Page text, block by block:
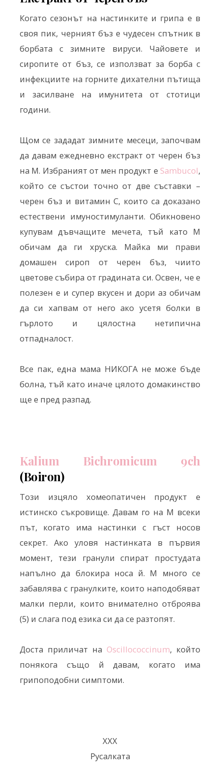
Когато сезонът на настинките и грипа е в
своя пик, черният бъз е чудесен спътник в
борбата с зимните вируси. Чайовете и
сиропите от бъз, се използват за борба с
инфекциите на горните дихателни пътища
и засилване на имунитета от стотици
години.
Щом се зададат зимните месеци, започвам
да давам ежедневно екстракт от черен бъз
на М. Избраният от мен продукт е Sambucol,
който се състои точно от две съставки –
черен бъз и витамин С, които са доказано
естествени имуностимуланти. Обикновено
купувам дъвчащите мечета, тъй като M
обичам да ги хруска. Майка ми прави
домашен сироп от черен бъз, чиито
цветове събира от градината си. Освен, че е
полезен е и супер вкусен и дори аз обичам
да си хапвам от него ако усетя болки в
гърлото и цялостна нетипична
отпадналост.
Все пак, една мама НИКОГА не може бъде
болна, тъй като иначе цялото домакинство
ще е пред разпад.
Kalium Bichromicum 9ch
(Boiron)
Този изцяло хомеопатичен продукт е
истинско съкровище. Давам го на М всеки
път, когато има настинки с гъст носов
секрет. Ако уловя настинката в първия
момент, тези гранули спират простудата
напълно да блокира носа й. М много се
забавлява с гранулките, които наподобяват
малки перли, които внимателно отброява
(5) и слага под езика си да се разтопят.
Доста приличат на Oscillococcinum, който
понякога също й давам, когато има
грипоподобни симптоми.
ХХХ
Русалката